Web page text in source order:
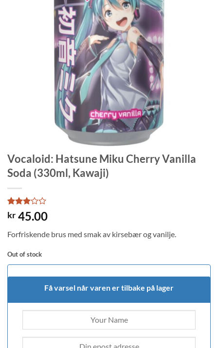
Vocaloid: Hatsune Miku Cherry Vanilla
Soda (330ml, Kawaji)
Rated
3out
based
1
customer
rating
kr 45.00
Forfriskende brus med smak av kirsebær og vanilje.
Out of stock
Få varsel når varen er tilbake på lager